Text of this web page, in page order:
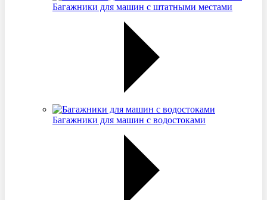
Багажники для машин с штатными местами
Багажники для машин с водостоками